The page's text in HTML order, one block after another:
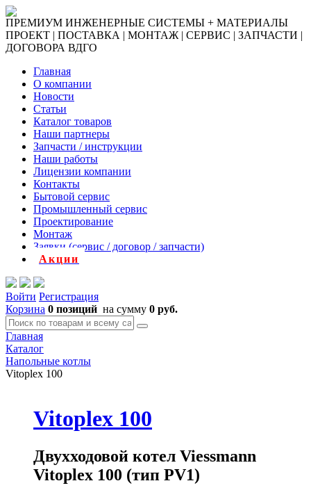
ПРЕМИУМ ИНЖЕНЕРНЫЕ СИСТЕМЫ + МАТЕРИАЛЫ
ПРОЕКТ | ПОСТАВКА | МОНТАЖ | СЕРВИС | ЗАПЧАСТИ |
ДОГОВОРА ВДГО
Главная
О компании
Новости
Статьи
Каталог товаров
Наши партнеры
Запчасти / инструкции
Наши работы
Лицензии компании
Контакты
Бытовой сервис
Промышленный сервис
Проектирование
Монтаж
Заявки (сервис / договор / запчасти)
Акции
Войти Регистрация
Корзина 0 позиций на сумму 0 руб.
Главная
Каталог
Напольные котлы
Vitoplex 100
Vitoplex 100
Двухходовой котел Viessmann
Vitoplex 100 (тип PV1)